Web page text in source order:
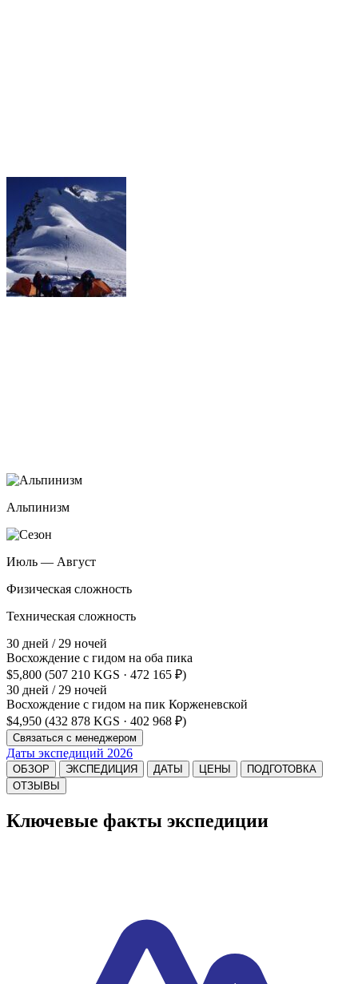
Альпинизм
Июль — Август
Физическая сложность
Техническая сложность
30 дней / 29 ночей
Восхождение с гидом на оба пика
$5,800 (507 210 KGS · 472 165 ₽)
30 дней / 29 ночей
Восхождение с гидом на пик Корженевской
$4,950 (432 878 KGS · 402 968 ₽)
Связаться с менеджером
Даты экспедиций 2026
ОБЗОР ЭКСПЕДИЦИЯ ДАТЫ ЦЕНЫ
ПОДГОТОВКА
ОТЗЫВЫ
Ключевые факты экспедиции